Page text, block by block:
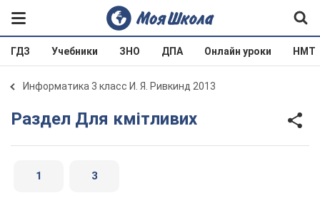
ГДЗ Учебники ЗНО ДПА Онлайн уроки НМТ
Информатика 3 класс И. Я. Ривкинд 2013
Раздел Для кмітливих
1 3